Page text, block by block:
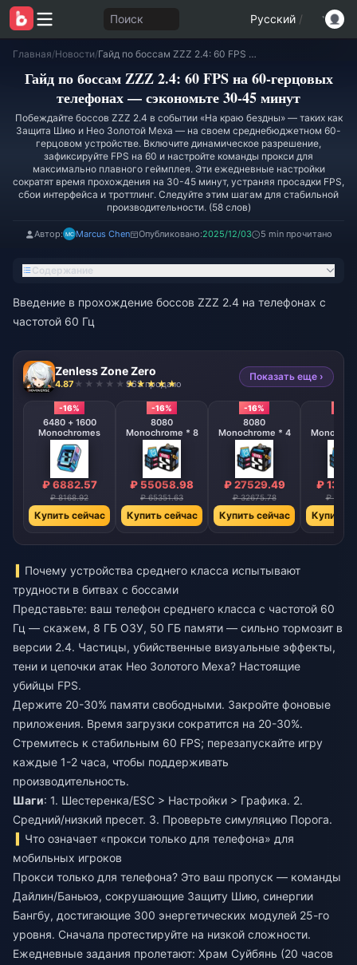
Поиск Русский /
Главная/Новости/ Гайд по боссам ZZZ 2.4: 60 FPS на 60-герцовых телефонах — сэкономьте 30-45 минут
Гайд по боссам ZZZ 2.4: 60 FPS на 60-герцовых
телефонах — сэкономьте 30-45 минут
Побеждайте боссов ZZZ 2.4 в событии «На краю бездны» — таких как
Защита Шию и Нео Золотой Меха — на своем среднебюджетном 60-
герцовом устройстве. Включите динамическое разрешение,
зафиксируйте FPS на 60 и настройте команды прокси для
максимально плавного геймплея. Эти ежедневные настройки
сократят время прохождения на 30-45 минут, устраняя просадки FPS,
сбои интерфейса и троттлинг. Следуйте этим шагам для стабильной
производительности. (58 слов)
Автор: Marcus Chen Опубликовано:2025/12/03 5 min прочитано
Содержание
Введение в прохождение боссов ZZZ 2.4 на телефонах с
частотой 60 Гц
Zenless Zone Zero
4.87 963 продано
Показать еще ›
-16%
6480 + 1600
Monochromes
₽ 6882.57
₽ 8168.92
Купить сейчас
-16%
8080
Monochrome * 8
₽ 55058.98
₽ 65351.63
Купить сейчас
-16%
8080
Monochrome * 4
₽ 27529.49
₽ 32675.78
Купить сейчас
₽
₽
Купить
Почему устройства среднего класса испытывают
трудности в битвах с боссами
Представьте: ваш телефон среднего класса с частотой 60
Гц — скажем, 8 ГБ ОЗУ, 50 ГБ памяти — сильно тормозит в
версии 2.4. Частицы, убийственные визуальные эффекты,
тени и цепочки атак Нео Золотого Меха? Настоящие
убийцы FPS.
Держите 20-30% памяти свободными. Закройте фоновые
приложения. Время загрузки сократится на 20-30%.
Стремитесь к стабильным 60 FPS; перезапускайте игру
каждые 1-2 часа, чтобы поддерживать
производительность.
Шаги: 1. Шестеренка/ESC > Настройки > Графика. 2.
Средний/низкий пресет. 3. Проверьте симуляцию Порога.
Что означает «прокси только для телефона» для
мобильных игроков
Прокси только для телефона? Это ваш пропуск — команды
Дайлин/Баньюэ, сокрушающие Защиту Шию, синергии
Бангбу, достигающие 300 энергетических модулей 25-го
уровня. Сначала протестируйте на низкой сложности.
Ежедневные задания пролетают: Храм Суйбянь (20 часов